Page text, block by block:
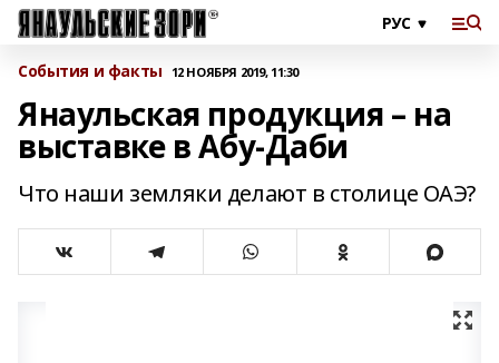
События и факты 12 НОЯБРЯ 2019, 11:30
Янаульская продукция – на
выставке в Абу-Даби
Что наши земляки делают в столице ОАЭ?